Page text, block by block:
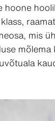
hoone
mis